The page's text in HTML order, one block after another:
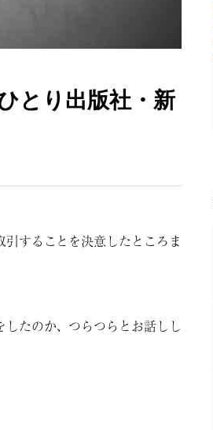
とり出版社・新
することを決意したところま
たのか、つらつらとお話しし
書と、お金の計算